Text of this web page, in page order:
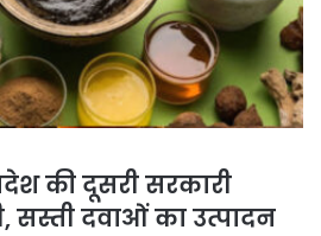
की दूसरी सरकारी
सस्ती दवाओं का उत्पादन